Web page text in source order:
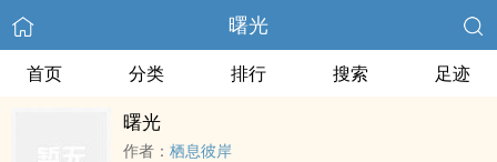
曙光
首页 分类 排行 搜索 足迹
曙光
作者： 栖息彼岸